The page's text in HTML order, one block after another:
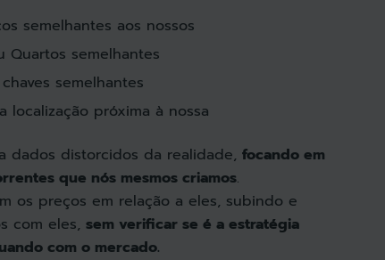
semelhantes aos nossos
Quartos semelhantes
semelhantes
localização próxima à nossa
dados distorcidos da realidade, focando em
que nós mesmos criamos.
os preços em relação a eles, subindo e
com eles, sem verificar se é a estratégia
com o mercado.